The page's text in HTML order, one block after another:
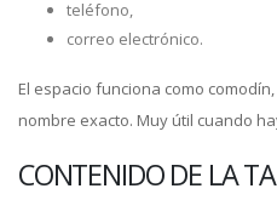
teléfono,
correo electrónico.
El espacio funciona como
nombre exacto. Muy útil cuando
CONTENIDO DE LA